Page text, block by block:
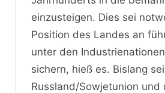
einzusteigen. Dies sei
Position des Landes an
unter den
sichern, hieß es. Bislang
Russland/Sowjetunion und